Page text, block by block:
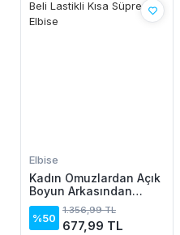
Elbise
Kadın Omuzlardan Açık
Boyun Arkasından
Bağcıklı Beli Lastikli
Kısa Süprem Elbise
%50
1.356,99 TL
677,99 TL